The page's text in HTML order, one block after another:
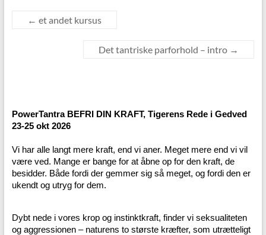
← et andet kursus
Det tantriske parforhold – intro →
PowerTantra BEFRI DIN KRAFT, Tigerens Rede i Gedved
23-25 okt 2026
Vi har alle langt mere kraft, end vi aner. Meget mere end vi vil
være ved. Mange er bange for at åbne op for den kraft, de
besidder. Både fordi der gemmer sig så meget, og fordi den er
ukendt og utryg for dem.
Dybt nede i vores krop og instinktkraft, finder vi seksualiteten
og aggressionen – naturens to største kræfter, som utrætteligt